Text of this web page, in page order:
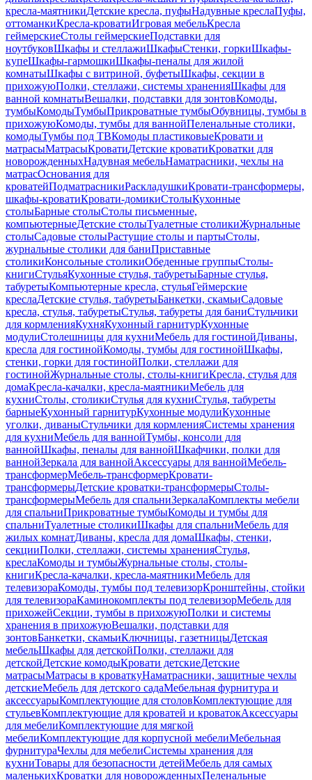
кресла-маятникиДетские кресла, пуфыНадувные креслаПуфы,
оттоманкиКресла-кроватиИгровая мебельКресла
геймерскиеСтолы геймерскиеПодставки для
ноутбуковШкафы и стеллажиШкафыСтенки, горкиШкафы-
купеШкафы-гармошкиШкафы-пеналы для жилой
комнатыШкафы с витриной, буфетыШкафы, секции в
прихожуюПолки, стеллажи, системы храненияШкафы для
ванной комнатыВешалки, подставки для зонтовКомоды,
тумбыКомодыТумбыПрикроватные тумбыОбувницы, тумбы в
прихожуюКомоды, тумбы для ваннойПеленальные столики,
комодыТумбы под ТВКомоды пластиковыеКровати и
матрасыМатрасыКроватиДетские кроватиКроватки для
новорожденныхНадувная мебельНаматрасники, чехлы на
матрасОснования для
кроватейПодматрасникиРаскладушкиКровати-трансформеры,
шкафы-кроватиКровати-домикиСтолыКухонные
столыБарные столыСтолы письменные,
компьютерныеДетские столыТуалетные столикиЖурнальные
столыСадовые столыРастущие столы и партыСтолы,
журнальные столики для баниПриставные
столикиКонсольные столикиОбеденные группыСтолы-
книгиСтульяКухонные стулья, табуретыБарные стулья,
табуретыКомпьютерные кресла, стульяГеймерские
креслаДетские стулья, табуретыБанкетки, скамьиСадовые
кресла, стулья, табуретыСтулья, табуреты для баниСтульчики
для кормленияКухняКухонный гарнитурКухонные
модулиСтолешницы для кухниМебель для гостинойДиваны,
кресла для гостинойКомоды, тумбы для гостинойШкафы,
стенки, горки для гостинойПолки, стеллажи для
гостинойЖурнальные столы, столы-книгиКресла, стулья для
домаКресла-качалки, кресла-маятникиМебель для
кухниСтолы, столикиСтулья для кухниСтулья, табуреты
барныеКухонный гарнитурКухонные модулиКухонные
уголки, диваныСтульчики для кормленияСистемы хранения
для кухниМебель для ваннойТумбы, консоли для
ваннойШкафы, пеналы для ваннойШкафчики, полки для
ваннойЗеркала для ваннойАксессуары для ваннойМебель-
трансформерМебель-трансформерКровати-
трансформерыДетские кроватки-трансформерыСтолы-
трансформерыМебель для спальниЗеркалаКомплекты мебели
для спальниПрикроватные тумбыКомоды и тумбы для
спальниТуалетные столикиШкафы для спальниМебель для
жилых комнатДиваны, кресла для домаШкафы, стенки,
секцииПолки, стеллажи, системы храненияСтулья,
креслаКомоды и тумбыЖурнальные столы, столы-
книгиКресла-качалки, кресла-маятникиМебель для
телевизораКомоды, тумбы под телевизорКронштейны, стойки
для телевизораКаминокомплекты под телевизорМебель для
прихожейСекции, тумбы в прихожуюПолки и системы
хранения в прихожуюВешалки, подставки для
зонтовБанкетки, скамьиКлючницы, газетницыДетская
мебельШкафы для детскойПолки, стеллажи для
детскойДетские комодыКровати детскиеДетские
матрасыМатрасы в кроваткуНаматрасники, защитные чехлы
детскиеМебель для детского садаМебельная фурнитура и
аксессуарыКомплектующие для столовКомплектующие для
стульевКомплектующие для кроватей и кроватокАксессуары
для мебелиКомплектующие для мягкой
мебелиКомплектующие для корпусной мебелиМебельная
фурнитураЧехлы для мебелиСистемы хранения для
кухниТовары для безопасности детейМебель для самых
маленькихКроватки для новорожденныхПеленальные